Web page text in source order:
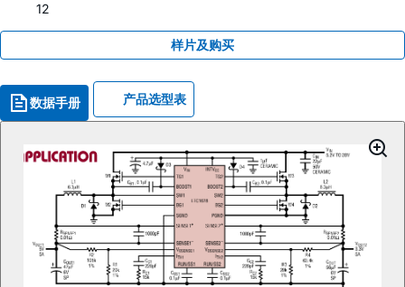
12
样片及购买
数据手册 产品选型表